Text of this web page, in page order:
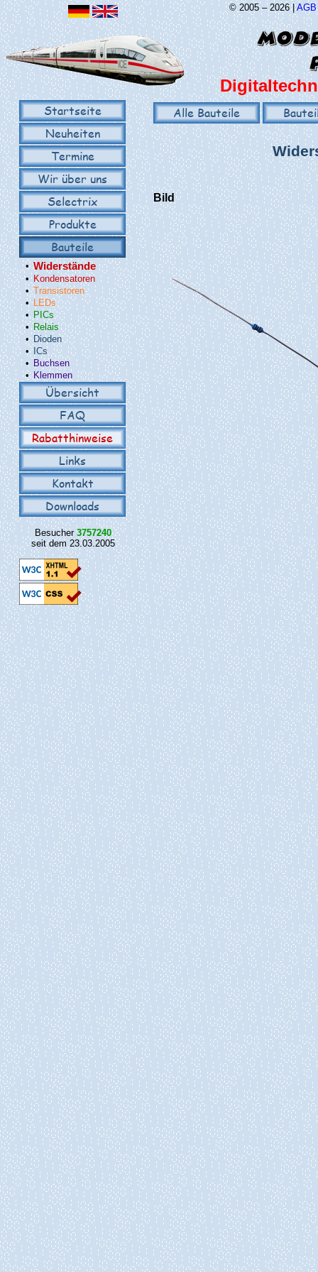
© 2005 – 2026 |AGB
Startseite
Neuheiten
Termine
Wir über uns
Selectrix
Produkte
Bauteile
• Widerstände
• Kondensatoren
•Transistoren
• LEDs
• PICs
• Relais
• Dioden
• ICs
• Buchsen
• Klemmen
Übersicht
FAQ
Rabatthinweise
Links
Kontakt
Downloads
Besucher 3757240
seit dem 23.03.2005
Alle Bauteile
Bild